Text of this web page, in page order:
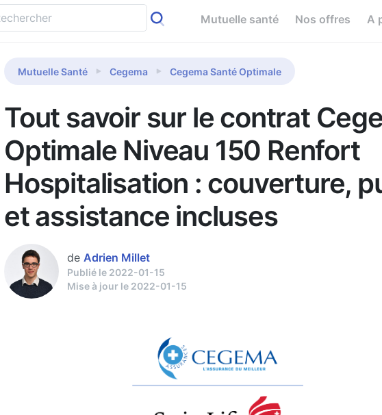
Mutuelle santé Nos offres A
Mutuelle Santé Cegema Cegema Santé Optimale
Tout savoir sur le contrat
Optimale Niveau 150 Renfort
Hospitalisation : couverture,
et assistance incluses
de Adrien Millet
Publié le 2022-01-15
Mise à jour le 2022-01-15